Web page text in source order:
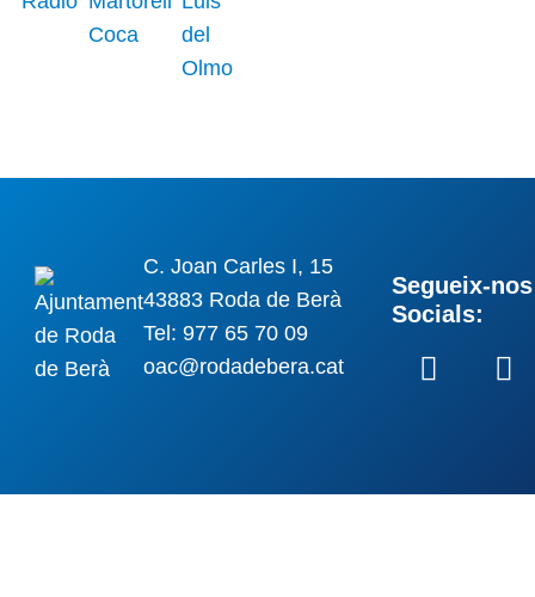
C. Joan Carles I, 15
43883 Roda de Berà
Tel: 977 65 70 09
oac@rodadebera.cat
Segueix-
Socials: